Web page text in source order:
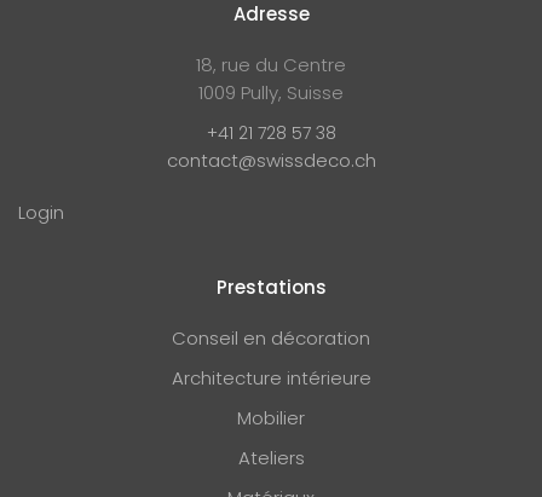
Adresse
18, rue du Centre
1009 Pully, Suisse
+41 21 728 57 38
contact@swissdeco.ch
Login
Prestations
Conseil en décoration
Architecture intérieure
Mobilier
Ateliers